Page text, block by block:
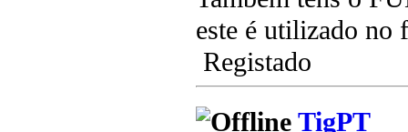
este é utilizado
Registado
TigPT